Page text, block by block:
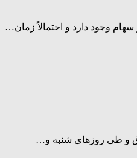
وجود دارد و احتمالاً زمان…
و طی روز‌های شنبه و…